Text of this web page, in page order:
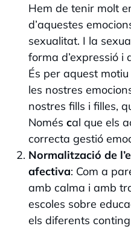
Hem de tenir molt
d’aquestes
sexualitat. I la
forma d’expressió i
És per aquest
les nostres
nostres fills i filles,
Només cal que els
correcta gestió
Normalització de
afectiva: Com a
amb calma i amb
escoles sobre
els diferents